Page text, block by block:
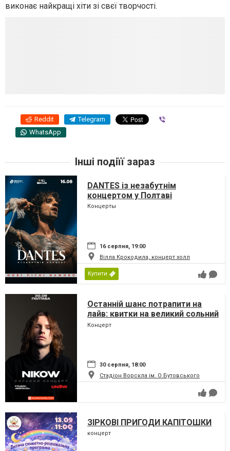
виконає найкращі хіти зі свєї творчості.
Reddit Telegram
WhatsApp
Інші подіїї зараз
DANTES із незабутнім
концертом у Полтаві
Концерты
16 серпня, 19:00
Вілла Крокодила, концерт холл
Купити
Останній шанс потрапити на
лайв: квитки на великий сольний
концерт Nikow у Полтаві
Концерт
30 серпня, 18:00
Стадіон Ворскла ім. О.Бутовського
ЗІРКОВІ ПРИГОДИ КАПІТОШКИ
концерт